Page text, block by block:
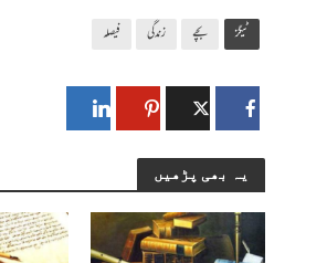
ٹیگز بچے زندگی فیصلہ
یہ بھی پڑھیں